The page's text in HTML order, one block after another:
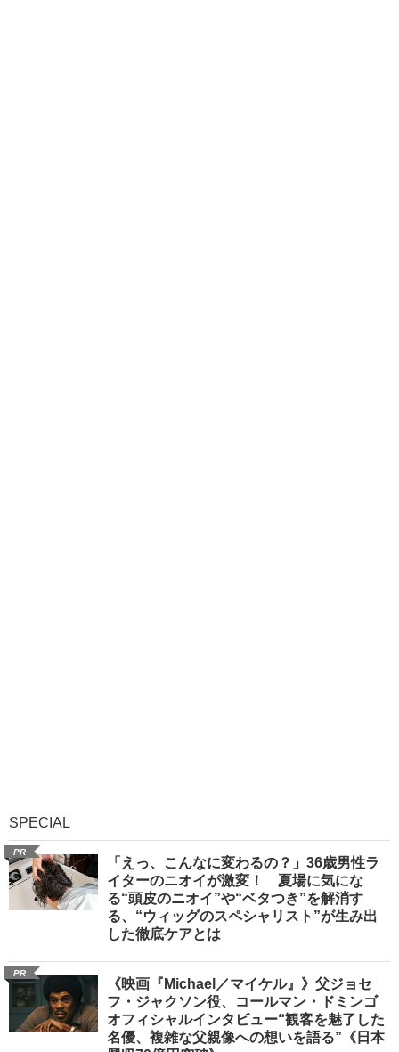
SPECIAL
PR
「えっ、こんなに変わるの？」36歳男性ラ
イターのニオイが激変！ 夏場に気にな
る“頭皮のニオイ”や“ベタつき”を解消す
る、“ウィッグのスペシャリスト”が生み出
した徹底ケアとは
PR
《映画『Michael／マイケル』》父ジョセ
フ・ジャクソン役、コールマン・ドミンゴ
オフィシャルインタビュー“観客を魅了した
名優、複雑な父親像への想いを語る”《日本